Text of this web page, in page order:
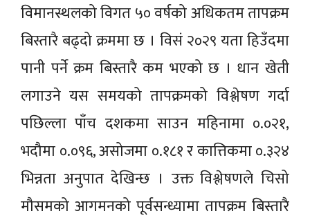
विमानस्थलको विगत ५० वर्षको अधिकतम तापक्रम
बिस्तारै बढ्दो क्रममा छ । विसं २०२९ यता हिउँदमा
पानी पर्ने क्रम बिस्तारै कम भएको छ । धान खेती
लगाउने यस समयको तापक्रमको विश्लेषण गर्दा
पछिल्ला पाँच दशकमा साउन महिनामा ०.०२१,
भदौमा ०.०९६, असोजमा ०.१८१ र कात्तिकमा ०.३२४
भिन्नता अनुपात देखिन्छ । उक्त विश्लेषणले चिसो
मौसमको आगमनको पूर्वसन्ध्यामा तापक्रम बिस्तारै